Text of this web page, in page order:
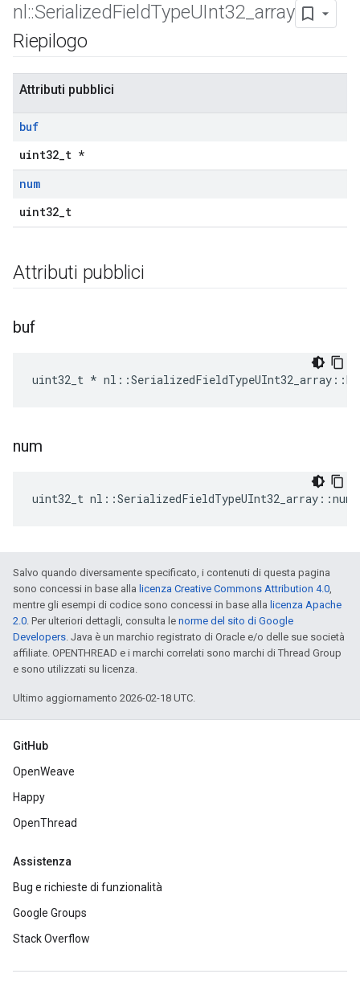
nl ::SerializedFieldTypeUInt32 array
Riepilogo
Attributi pubblici
buf
uint32_t *
num
uint32_t
Attributi pubblici
buf
uint32_t *
num
uint32_t nl::SerializedFieldTypeUInt32_array::num
Salvo quando diversamente specificato, i contenuti di questa pagina
sono concessi in base alla licenza Creative Commons Attribution 4.0,
mentre gli esempi di codice sono concessi in base alla licenza Apache
2.0. Per ulteriori dettagli, consulta le norme del sito di Google
Developers. Java è un marchio registrato di Oracle e/o delle sue società
affiliate. OPENTHREAD e i marchi correlati sono marchi di Thread Group
e sono utilizzati su licenza.
Ultimo aggiornamento 2026-02-18 UTC.
GitHub
OpenWeave
Happy
OpenThread
Assistenza
Bug e richieste di funzionalità
Google Groups
Stack Overflow